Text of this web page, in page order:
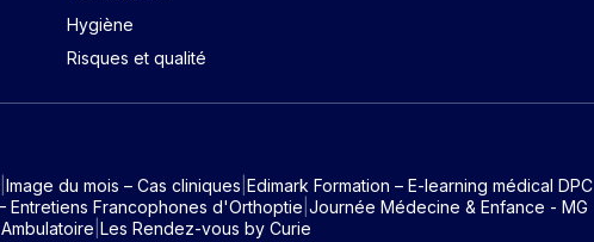
Hygiène
Risques et qualité
Image du mois – Cas cliniques Edimark Formation – E-learning médical DPC
Entretiens Francophones d'Orthoptie Journée Médecine & Enfance - MG
Les Rendez-vous by Curie